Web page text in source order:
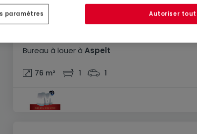
Bureau à louerà Aspelt
76 m² 1 1
paramètres Autoriser tout